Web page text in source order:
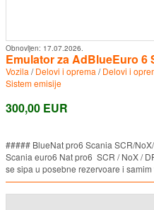
Obnovljen: 17.07.2026.
Emulator za AdBlueEuro 6
Vozila /Delovi i oprema /Delovi i
Sistem emisije
300,00 EUR
##### BlueNat pro6 Scania SCR/
Scania euro6 Nat pro6 SCR / NoX /
se sipa u posebne rezervoare i samim